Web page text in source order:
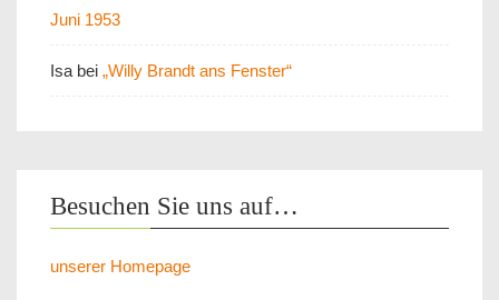
Juni 1953
Isa bei „Willy Brandt ans Fenster“
Besuchen Sie uns auf…
unserer Homepage